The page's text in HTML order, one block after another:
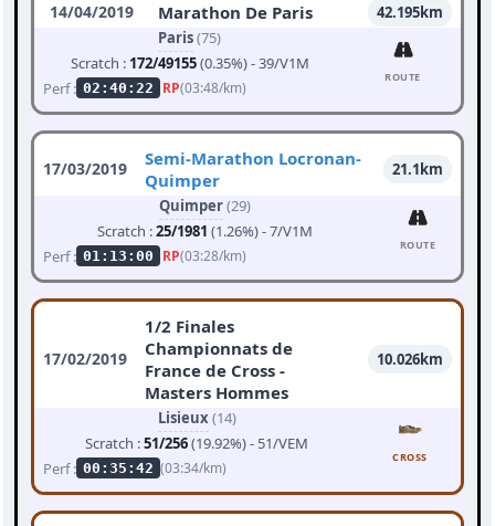
14/04/2019 Marathon De Paris
42.195km
Paris(75)
Scratch : 172/49155(0.35%) - 39/V1M
Perf : 02:40:22 RP(03:48/km)
ROUTE
17/03/2019
Semi-Marathon Locronan-
Quimper
21.1km
Quimper(29)
Scratch :25/1981 (1.26%) - 7/V1M
Perf : 01:13:00 RP(03:28/km)
ROUTE
17/02/2019
1/2 Finales
Championnats de
France de Cross -
Masters Hommes
10.026km
Lisieux(14)
Scratch :51/256(19.92%) - 51/VEM
Perf : 00:35:42 (03:34/km)
CROSS